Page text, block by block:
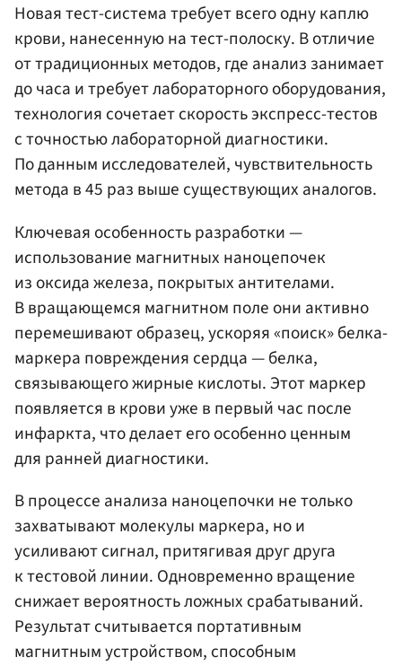
Новая тест-система требует всего одну каплю
крови, нанесенную на тест-полоску. В отличие
от традиционных методов, где анализ занимает
до часа и требует лабораторного оборудования,
технология сочетает скорость экспресс-тестов
с точностью лабораторной диагностики.
По данным исследователей, чувствительность
метода в 45 раз выше существующих аналогов.
Ключевая особенность разработки —
использование магнитных наноцепочек
из оксида железа, покрытых антителами.
В вращающемся магнитном поле они активно
перемешивают образец, ускоряя «поиск» белка-
маркера повреждения сердца — белка,
связывающего жирные кислоты. Этот маркер
появляется в крови уже в первый час после
инфаркта, что делает его особенно ценным
для ранней диагностики.
В процессе анализа наноцепочки не только
захватывают молекулы маркера, но и
усиливают сигнал, притягивая друг друга
к тестовой линии. Одновременно вращение
снижает вероятность ложных срабатываний.
Результат считывается портативным
магнитным устройством, способным